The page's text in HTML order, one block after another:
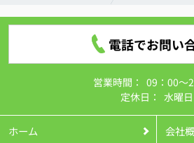
電話でお問い
営業時間： 09：00～
定休日： 水曜日
ホーム 会社